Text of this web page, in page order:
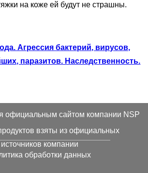
на коже ей будут не страшны.
Агрессия бактерий, вирусов,
паразитов. Наследственность.
официальным сайтом компании NSP
взяты из официальных
источников компании
обработки данных